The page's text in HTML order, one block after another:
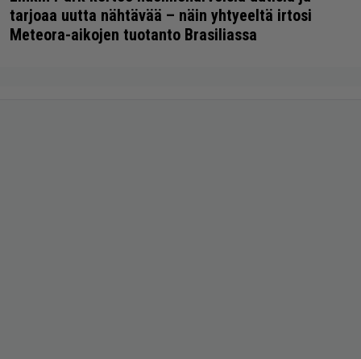
tarjoaa uutta nähtävää – näin yhtyeeltä irtosi
Meteora-aikojen tuotanto Brasiliassa